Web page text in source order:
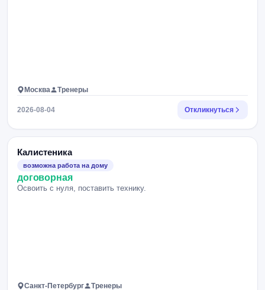
Москва Тренеры
2026-08-04 Откликнуться
Калистеника
возможна работа на дому
договорная
Освоить с нуля, поставить технику.
Санкт-Петербург Тренеры